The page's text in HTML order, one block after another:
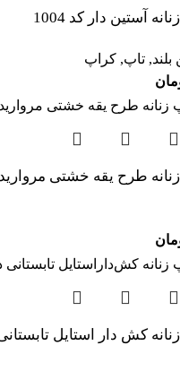
آستین دار کد 1004
بلند, تاپ, کراپ
طرح یقه خشتی مرواریدی
کش‌ دار استایل